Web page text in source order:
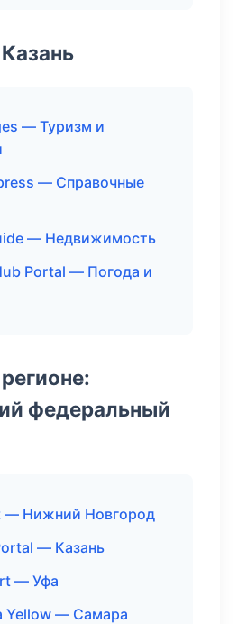
— Туризм и
— Справочные
— Недвижимость
Portal — Погода и
федеральный
— Нижний Новгород
— Казань
— Уфа
Yellow — Самара